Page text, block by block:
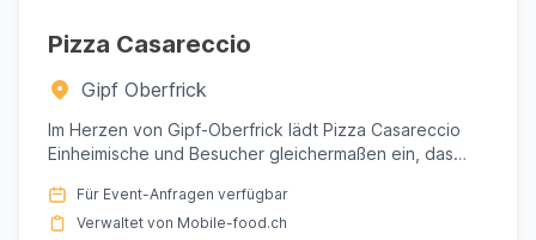
Pizza Casareccio
Gipf Oberfrick
Im Herzen von Gipf-Oberfrick lädt Pizza Casareccio
Einheimische und Besucher gleichermaßen ein, das
Für Event-Anfragen verfügbar
Verwaltet von Mobile-food.ch